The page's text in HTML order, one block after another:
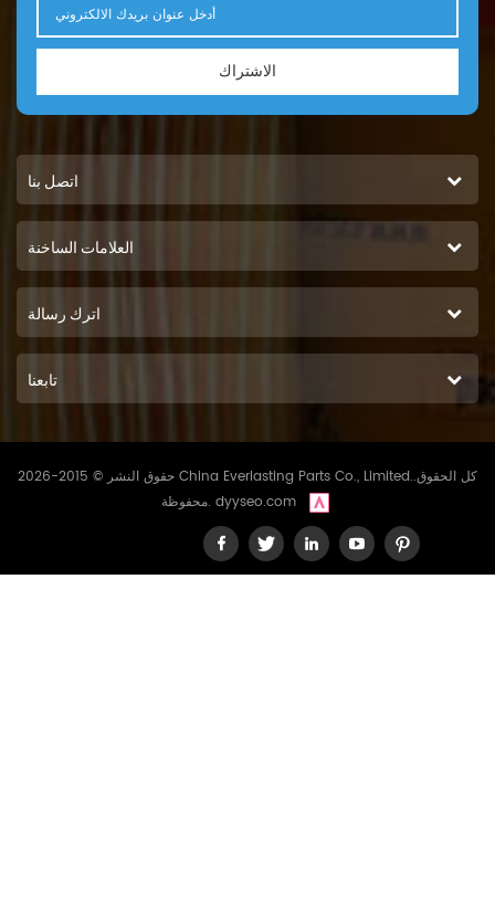
الاشتراك
اتصل بنا
العلامات الساخنة
اترك رسالة
تابعنا
حقوق النشر © 2015-2026 China Everlasting Parts Co., Limited..كل الحقوق
محفوظة. dyyseo.com